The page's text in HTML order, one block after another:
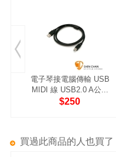
電子琴接電腦傳輸 USB
MIDI 線 USB2.0 A公...
$250
買過此商品的人也買了